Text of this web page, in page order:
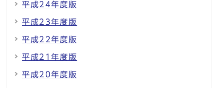
平成24年度版
平成23年度版
平成22年度版
平成21年度版
平成20年度版